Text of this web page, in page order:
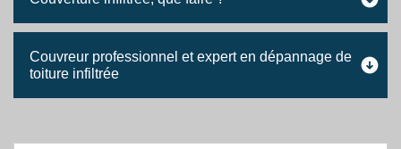
Couvreur professionnel et expert en dépannage de
toiture infiltrée